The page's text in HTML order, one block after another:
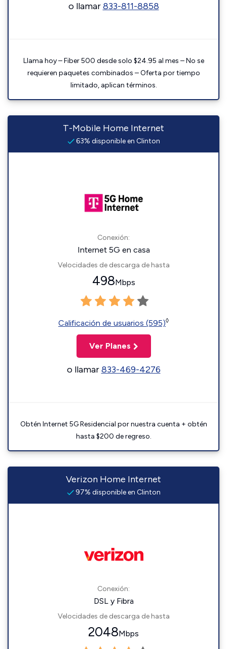
o llamar833-811-8858
Llama hoy – Fiber 500 desde solo $24.95 al mes – No se
requieren paquetes combinados – Oferta por tiempo
limitado, aplican términos.
T-Mobile Home Internet
63% disponible en Clinton
Conexión:
Internet 5G en casa
Velocidades de descarga de hasta
498Mbps
Calificación de usuarios (595)◊
Ver Planes
o llamar833-469-4276
Obtén Internet 5G Residencial por nuestra cuenta + obtén
hasta $200 de regreso.
Verizon Home Internet
97% disponible en Clinton
Conexión:
DSL y Fibra
Velocidades de descarga de hasta
2048Mbps